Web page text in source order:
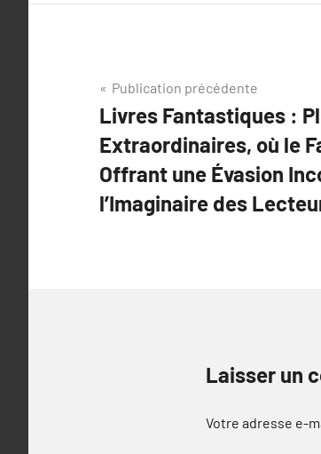
Navigation
de
l’article
Publication précédente
Livres Fantastiques :
Extraordinaires, où le
Offrant une Évasion
l’Imaginaire des
Laisser un
Votre adresse e-